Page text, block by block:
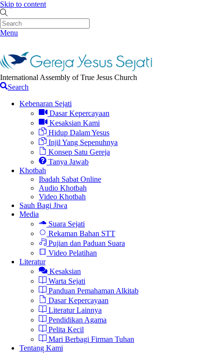
Skip to content
Menu
International Assembly of True Jesus Church
Search
Kebenaran Sejati
Dasar Kepercayaan
Kesaksian Kami
Hidup Dalam Yesus
Injil Yang Sepenuhnya
Konsep Satu Gereja
Tanya Jawab
Khotbah
Ibadah Sabat Online
Audio Khotbah
Video Khotbah
Sauh Bagi Jiwa
Media
Suara Sejati
Rekaman Bahan STT
Pujian dan Paduan Suara
Video Pelatihan
Literatur
Kesaksian
Warta Sejati
Panduan Pemahaman Alkitab
Dasar Kepercayaan
Literatur Lainnya
Pendidikan Agama
Pelita Kecil
Mari Berbagi Firman Tuhan
Tentang Kami